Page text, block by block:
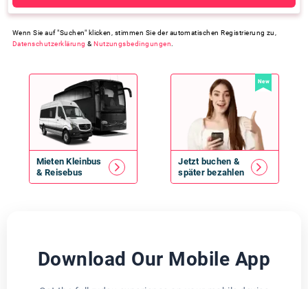
Wenn Sie auf "Suchen" klicken, stimmen Sie der automatischen Registrierung zu,
Datenschutzerklärung &Nutzungsbedingungen
Mieten Kleinbus
& Reisebus
New
Jetzt buchen &
später bezahlen
Download Our Mobile App